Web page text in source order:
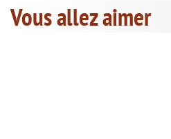
Vous allez aimer